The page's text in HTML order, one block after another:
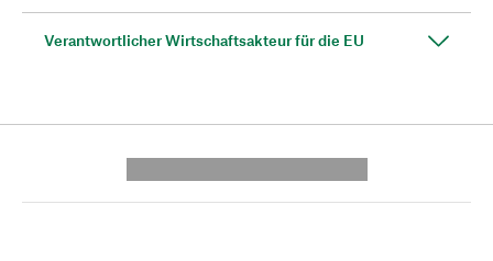
Verantwortlicher Wirtschaftsakteur für die EU